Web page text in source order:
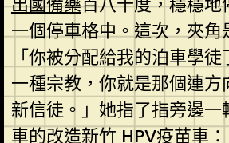
一個停車格中。這次，夾
「你被分配給我的泊車學
一種宗教，你就是那個連方
新信徒。」她指了指旁邊一
車的改造新竹 HPV疫苗車